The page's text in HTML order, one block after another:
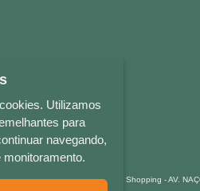
0001-20 - Térreo Bourbon Shopping - AV.
Utilizamos
para
navegando,